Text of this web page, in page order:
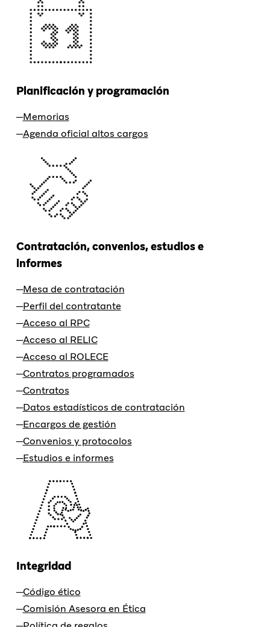
Planificación y programación
Memorias
Agenda oficial altos cargos
Contratación, convenios, estudios e
informes
Mesa de contratación
Perfil del contratante
Acceso al RPC
Acceso al RELIC
Acceso al ROLECE
Contratos programados
Contratos
Datos estadísticos de contratación
Encargos de gestión
Convenios y protocolos
Estudios e informes
Integridad
Código ético
Comisión Asesora en Ética